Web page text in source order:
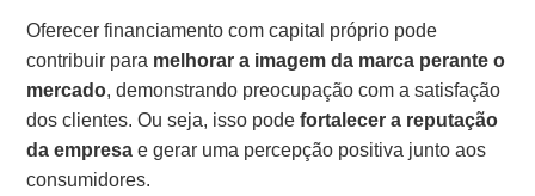
Oferecer financiamento com capital próprio pode
contribuir para melhorar a imagem da marca perante o
mercado, demonstrando preocupação com a satisfação
dos clientes. Ou seja, isso podefortalecer a reputação
da empresae gerar uma percepção positiva junto aos
consumidores.